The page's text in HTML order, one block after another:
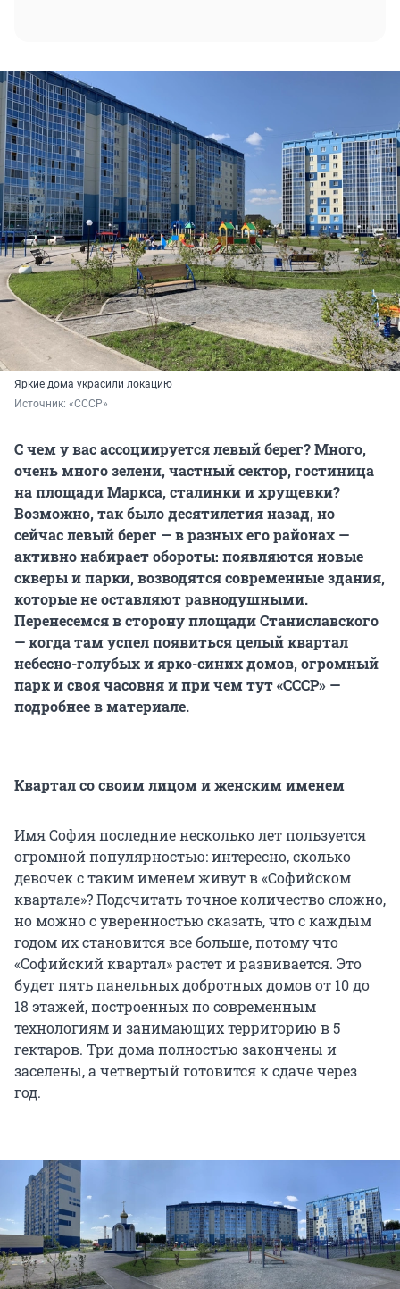
Яркие дома украсили локацию
Источник: «СССР»
С чем у вас ассоциируется левый берег? Много,
очень много зелени, частный сектор, гостиница
на площади Маркса, сталинки и хрущевки?
Возможно, так было десятилетия назад, но
сейчас левый берег — в разных его районах —
активно набирает обороты: появляются новые
скверы и парки, возводятся современные здания,
которые не оставляют равнодушными.
Перенесемся в сторону площади Станиславского
— когда там успел появиться целый квартал
небесно-голубых и ярко-синих домов, огромный
парк и своя часовня и при чем тут «СССР» —
подробнее в материале.
Квартал со своим лицом и женским именем
Имя София последние несколько лет пользуется
огромной популярностью: интересно, сколько
девочек с таким именем живут в «Софийском
квартале»? Подсчитать точное количество сложно,
но можно с уверенностью сказать, что с каждым
годом их становится все больше, потому что
«Софийский квартал» растет и развивается. Это
будет пять панельных добротных домов от 10 до
18 этажей, построенных по современным
технологиям и занимающих территорию в 5
гектаров. Три дома полностью закончены и
заселены, а четвертый готовится к сдаче через
год.